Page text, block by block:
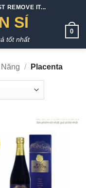
REMOVE IT...
SỈ
tốt nhất
0
/ Placenta